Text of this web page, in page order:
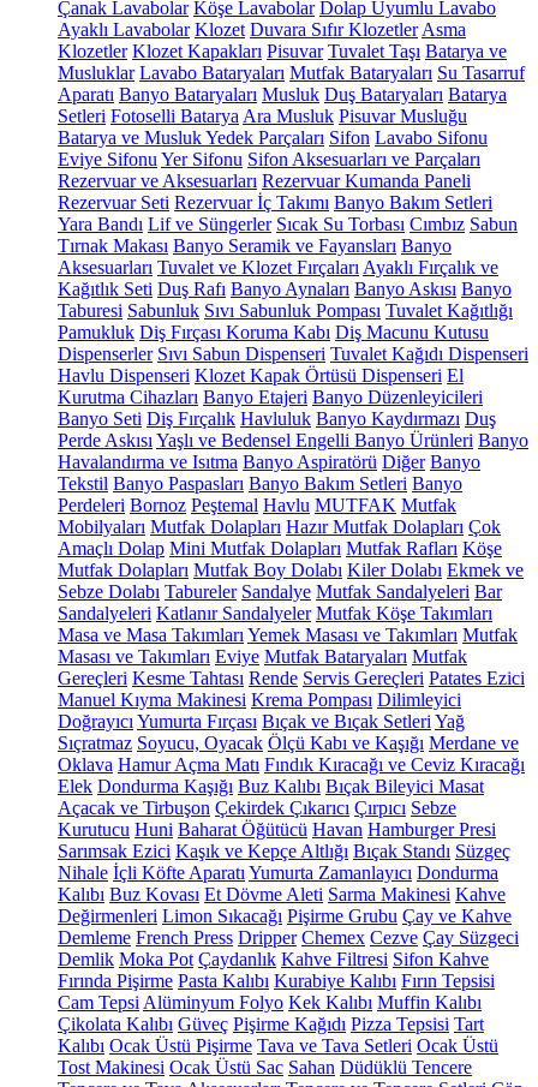
Çanak Lavabolar Köşe Lavabolar Dolap Uyumlu Lavabo
Ayaklı Lavabolar Klozet Duvara Sıfır Klozetler Asma
Klozetler Klozet Kapakları Pisuvar Tuvalet Taşı Batarya ve
Musluklar Lavabo Bataryaları Mutfak Bataryaları Su Tasarruf
Aparatı Banyo Bataryaları Musluk Duş Bataryaları Batarya
Setleri Fotoselli Batarya Ara Musluk Pisuvar Musluğu
Batarya ve Musluk Yedek Parçaları Sifon Lavabo Sifonu
Eviye Sifonu Yer Sifonu Sifon Aksesuarları ve Parçaları
Rezervuar ve Aksesuarları Rezervuar Kumanda Paneli
Rezervuar Seti Rezervuar İç Takımı Banyo Bakım Setleri
Yara Bandı Lif ve Süngerler Sıcak Su Torbası Cımbız Sabun
Tırnak Makası Banyo Seramik ve Fayansları Banyo
Aksesuarları Tuvalet ve Klozet Fırçaları Ayaklı Fırçalık ve
Kağıtlık Seti Duş Rafı Banyo Aynaları Banyo Askısı Banyo
Taburesi Sabunluk Sıvı Sabunluk Pompası Tuvalet Kağıtlığı
Pamukluk Diş Fırçası Koruma Kabı Diş Macunu Kutusu
Dispenserler Sıvı Sabun Dispenseri Tuvalet Kağıdı Dispenseri
Havlu Dispenseri Klozet Kapak Örtüsü Dispenseri El
Kurutma Cihazları Banyo Etajeri Banyo Düzenleyicileri
Banyo Seti Diş Fırçalık Havluluk Banyo Kaydırmazı Duş
Perde Askısı Yaşlı ve Bedensel Engelli Banyo Ürünleri Banyo
Havalandırma ve Isıtma Banyo Aspiratörü Diğer Banyo
Tekstil Banyo Paspasları Banyo Bakım Setleri Banyo
Perdeleri Bornoz Peştemal Havlu MUTFAK Mutfak
Mobilyaları Mutfak Dolapları Hazır Mutfak Dolapları Çok
Amaçlı Dolap Mini Mutfak Dolapları Mutfak Rafları Köşe
Mutfak Dolapları Mutfak Boy Dolabı Kiler Dolabı Ekmek ve
Sebze Dolabı Tabureler Sandalye Mutfak Sandalyeleri Bar
Sandalyeleri Katlanır Sandalyeler Mutfak Köşe Takımları
Masa ve Masa Takımları Yemek Masası ve Takımları Mutfak
Masası ve Takımları Eviye Mutfak Bataryaları Mutfak
Gereçleri Kesme Tahtası Rende Servis Gereçleri Patates Ezici
Manuel Kıyma Makinesi Krema Pompası Dilimleyici
Doğrayıcı Yumurta Fırçası Bıçak ve Bıçak Setleri Yağ
Sıçratmaz Soyucu, Oyacak Ölçü Kabı ve Kaşığı Merdane ve
Oklava Hamur Açma Matı Fındık Kıracağı ve Ceviz Kıracağı
Elek Dondurma Kaşığı Buz Kalıbı Bıçak Bileyici Masat
Açacak ve Tirbuşon Çekirdek Çıkarıcı Çırpıcı Sebze
Kurutucu Huni Baharat Öğütücü Havan Hamburger Presi
Sarımsak Ezici Kaşık ve Kepçe Altlığı Bıçak Standı Süzgeç
Nihale İçli Köfte Aparatı Yumurta Zamanlayıcı Dondurma
Kalıbı Buz Kovası Et Dövme Aleti Sarma Makinesi Kahve
Değirmenleri Limon Sıkacağı Pişirme Grubu Çay ve Kahve
Demleme French Press Dripper Chemex Cezve Çay Süzgeci
Demlik Moka Pot Çaydanlık Kahve Filtresi Sifon Kahve
Fırında Pişirme Pasta Kalıbı Kurabiye Kalıbı Fırın Tepsisi
Cam Tepsi Alüminyum Folyo Kek Kalıbı Muffin Kalıbı
Çikolata Kalıbı Güveç Pişirme Kağıdı Pizza Tepsisi Tart
Kalıbı Ocak Üstü Pişirme Tava ve Tava Setleri Ocak Üstü
Tost Makinesi Ocak Üstü Sac Sahan Düdüklü Tencere